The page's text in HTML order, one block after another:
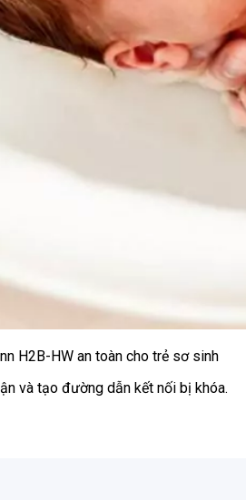
H2B-HW an toàn cho trẻ sơ sinh
và tạo đường dẫn kết nối bị khóa.